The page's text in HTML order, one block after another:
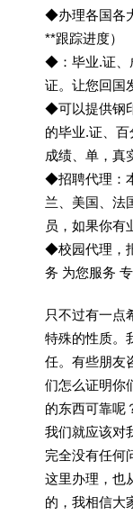
◆办理各国各
**跟踪进度）
◆：毕业.证、
证。让您回国
◆可以提供钢
的毕业.证、百
成绩、单，真
◆招聘代理：
兰、美国、法
员，如果你有
◆校园代理，
务 为您服务
只不过有一点
特殊的性质。
任。有些朋友
们怎么证明你
的东西可靠呢
我们就应该对
完全没有任何
这里办理，也
的，我相信大